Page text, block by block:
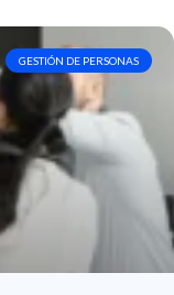
GESTIÓN DE PERSONAS